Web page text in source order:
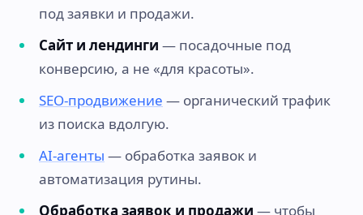
под заявки и продажи.
Сайт и лендинги — посадочные под
конверсию, а не «для красоты».
SEO-продвижение — органический трафик
из поиска вдолгую.
AI-агенты — обработка заявок и
автоматизация рутины.
Обработка заявок и продажи — чтобы